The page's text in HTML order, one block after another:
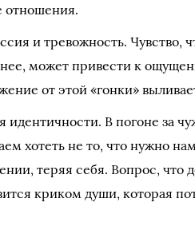
отношения.
и тревожность. Чувство,
может привести к
от этой «гонки»
идентичности. В погоне за
хотеть не то, что нужно
теряя себя. Вопрос, что
криком души, которая